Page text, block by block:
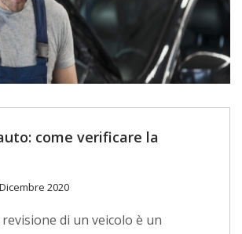
come verificare la
2020
di un veicolo è un